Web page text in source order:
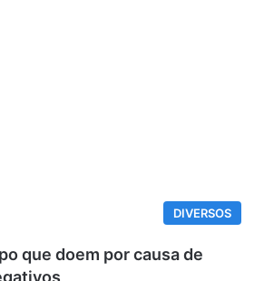
DIVERSOS
que doem por causa de